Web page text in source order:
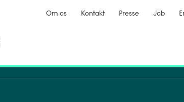
Om os Kontakt Presse Job